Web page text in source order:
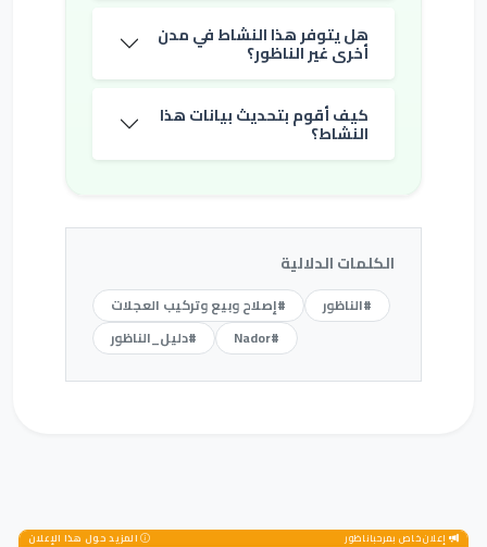
هل يتوفر هذا النشاط في مدن
أخرى غير الناظور؟
كيف أقوم بتحديث بيانات هذا
النشاط؟
الكلمات الدلالية
#الناظور
#إصلاح وبيع وتركيب العجلات
#Nador
#دليل_الناظور
إعلان خاص بمرحباناظور المزيد حول هذا الإعلان